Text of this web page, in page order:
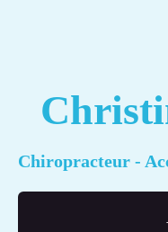
Chiropracteur -